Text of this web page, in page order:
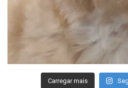
Carregar mais